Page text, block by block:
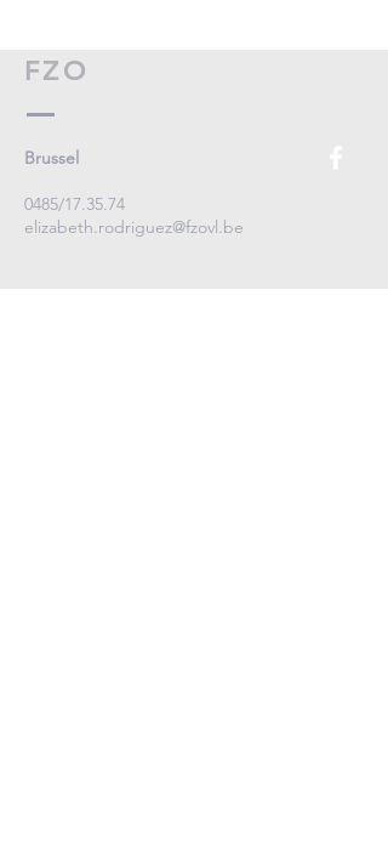
FZO
Brussel
0485/17.35.74
elizabeth.rodriguez@fzovl.be